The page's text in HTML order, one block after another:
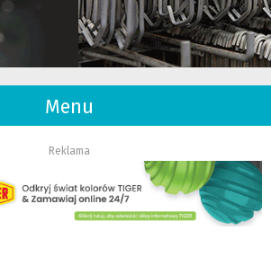
Menu
Reklama